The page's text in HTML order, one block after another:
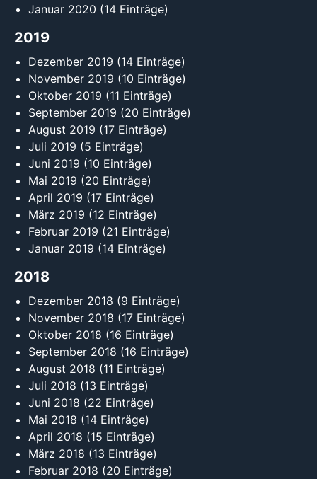
Januar 2020 (14 Einträge)
2019
Dezember 2019 (14 Einträge)
November 2019 (10 Einträge)
Oktober 2019 (11 Einträge)
September 2019 (20 Einträge)
August 2019 (17 Einträge)
Juli 2019 (5 Einträge)
Juni 2019 (10 Einträge)
Mai 2019 (20 Einträge)
April 2019 (17 Einträge)
März 2019 (12 Einträge)
Februar 2019 (21 Einträge)
Januar 2019 (14 Einträge)
2018
Dezember 2018 (9 Einträge)
November 2018 (17 Einträge)
Oktober 2018 (16 Einträge)
September 2018 (16 Einträge)
August 2018 (11 Einträge)
Juli 2018 (13 Einträge)
Juni 2018 (22 Einträge)
Mai 2018 (14 Einträge)
April 2018 (15 Einträge)
März 2018 (13 Einträge)
Februar 2018 (20 Einträge)